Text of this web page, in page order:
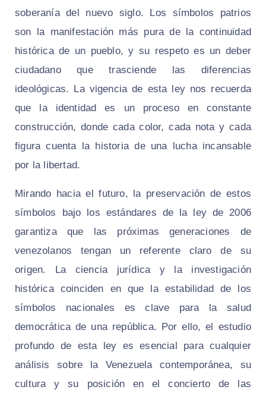
soberanía del nuevo siglo. Los símbolos patrios
son la manifestación más pura de la continuidad
histórica de un pueblo, y su respeto es un deber
ciudadano que trasciende las diferencias
ideológicas. La vigencia de esta ley nos recuerda
que la identidad es un proceso en constante
construcción, donde cada color, cada nota y cada
figura cuenta la historia de una lucha incansable
por la libertad.
Mirando hacia el futuro, la preservación de estos
símbolos bajo los estándares de la ley de 2006
garantiza que las próximas generaciones de
venezolanos tengan un referente claro de su
origen. La ciencia jurídica y la investigación
histórica coinciden en que la estabilidad de los
símbolos nacionales es clave para la salud
democrática de una república. Por ello, el estudio
profundo de esta ley es esencial para cualquier
análisis sobre la Venezuela contemporánea, su
cultura y su posición en el concierto de las